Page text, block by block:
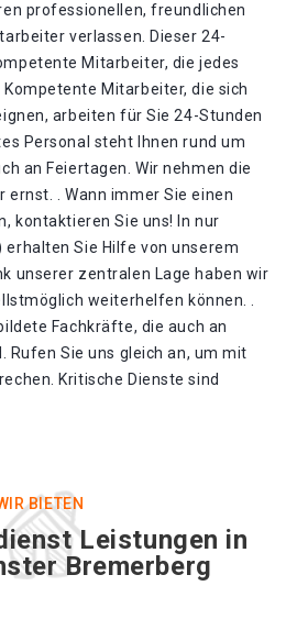
professionellen, freundlichen
verlassen. Dieser 24-
Mitarbeiter, die jedes
Mitarbeiter, die sich
arbeiten für Sie 24-Stunden
Personal steht Ihnen rund um
an Feiertagen. Wir nehmen die
. Wann immer Sie einen
kontaktieren Sie uns! In nur
Sie Hilfe von unserem
unserer zentralen Lage haben wir
weiterhelfen können. .
Fachkräfte, die auch an
Rufen Sie uns gleich an, um mit
Kritische Dienste sind
BIETEN
Leistungen in
Bremerberg